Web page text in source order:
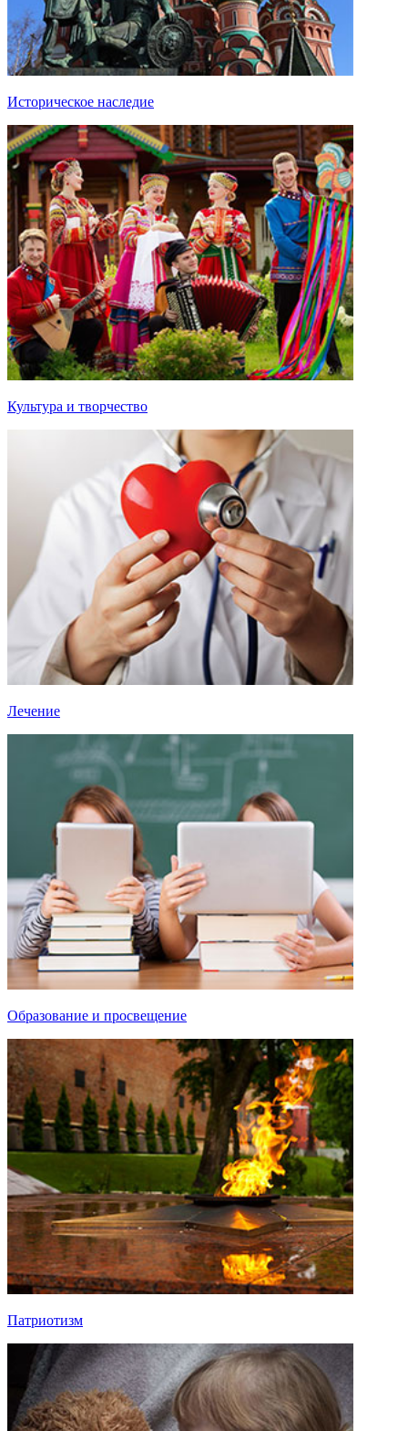
Историческое наследие
Культура и творчество
Лечение
Образование и просвещение
Патриотизм